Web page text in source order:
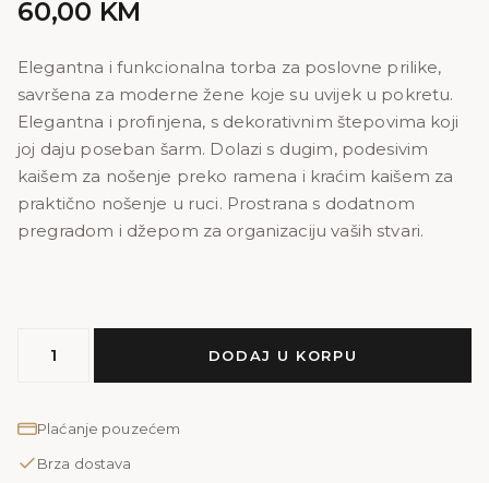
60,00 KM
Elegantna i funkcionalna torba za poslovne prilike,
savršena za moderne žene koje su uvijek u pokretu.
Elegantna i profinjena, s dekorativnim štepovima koji
joj daju poseban šarm. Dolazi s dugim, podesivim
kaišem za nošenje preko ramena i kraćim kaišem za
praktično nošenje u ruci. Prostrana s dodatnom
pregradom i džepom za organizaciju vaših stvari.
DONNA
bijela
DODAJ U KORPU
Plaćanje pouzećem
Brza dostava